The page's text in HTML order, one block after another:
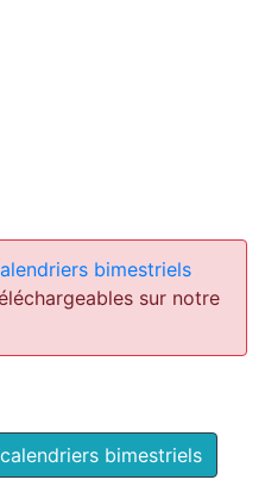
bimestriels
sur notre
bimestriels